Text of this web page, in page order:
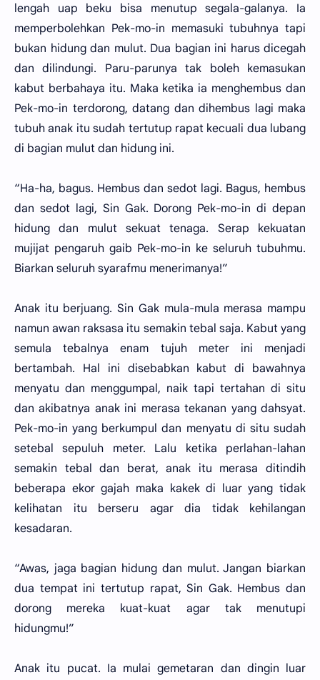
lengah uap beku bisa menutup segala-galanya. Ia
memperbolehkan Pek-mo-in memasuki tubuhnya tapi
bukan hidung dan mulut. Dua bagian ini harus dicegah
dan dilindungi. Paru-parunya tak boleh kemasukan
kabut berbahaya itu. Maka ketika ia menghembus dan
Pek-mo-in terdorong, datang dan dihembus lagi maka
tubuh anak itu sudah tertutup rapat kecuali dua lubang
di bagian mulut dan hidung ini.
“Ha-ha, bagus. Hembus dan sedot lagi. Bagus, hembus
dan sedot lagi, Sin Gak. Dorong Pek-mo-in di depan
hidung dan mulut sekuat tenaga. Serap kekuatan
mujijat pengaruh gaib Pek-mo-in ke seluruh tubuhmu.
Biarkan seluruh syarafmu menerimanya!”
Anak itu berjuang. Sin Gak mula-mula merasa mampu
namun awan raksasa itu semakin tebal saja. Kabut yang
semula tebalnya enam tujuh meter ini menjadi
bertambah. Hal ini disebabkan kabut di bawahnya
menyatu dan menggumpal, naik tapi tertahan di situ
dan akibatnya anak ini merasa tekanan yang dahsyat.
Pek-mo-in yang berkumpul dan menyatu di situ sudah
setebal sepuluh meter. Lalu ketika perlahan-lahan
semakin tebal dan berat, anak itu merasa ditindih
beberapa ekor gajah maka kakek di luar yang tidak
kelihatan itu berseru agar dia tidak kehilangan
kesadaran.
“Awas, jaga bagian hidung dan mulut. Jangan biarkan
dua tempat ini tertutup rapat, Sin Gak. Hembus dan
dorong mereka kuat-kuat agar tak menutupi
hidungmu!”
Anak itu pucat. Ia mulai gemetaran dan dingin luar